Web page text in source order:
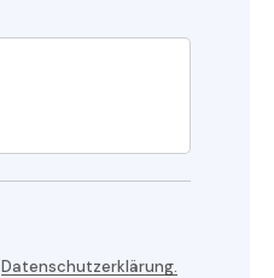
Datenschutzerklärung.